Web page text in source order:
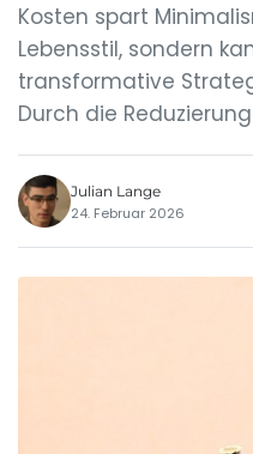
Kosten spart
Lebensstil, sondern
transformative
Durch die
Julian Lange
24. Februar 2026